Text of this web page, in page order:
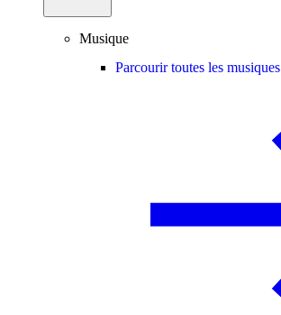
Musique
Parcourir toutes les musiques